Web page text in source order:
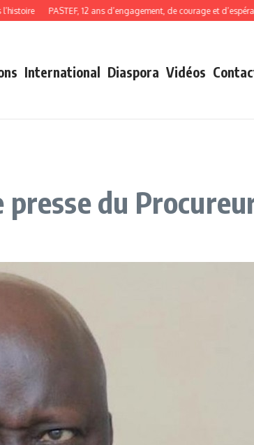
PASTEF, 12 ans d’engagement, de courage et d’espérance
International Diaspora Vidéos
du